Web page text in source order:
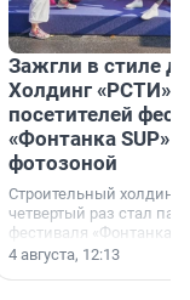
Зажгли в стиле
Холдинг «РСТИ»
посетителей
«Фонтанка SUP»
фотозоной
Строительный холдинг
четвертый раз стал
фестиваля «Фонтанка
раз компания
4 августа, 12:13